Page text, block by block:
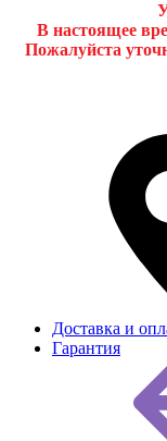
В настоящее
Пожалуйста
Доставка и
Гарантия